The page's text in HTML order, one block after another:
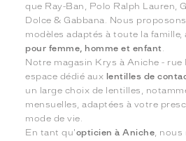
que Ray-Ban, Polo Ralph Lauren,
Dolce & Gabbana. Nous
modèles adaptés à toute la famille,
pour femme, homme et enfant
Notre magasin Krys à Aniche -
espace dédié aux lentilles de
un large choix de lentilles,
mensuelles, adaptées à votre
mode de vie.
En tant qu'opticien à Aniche ,